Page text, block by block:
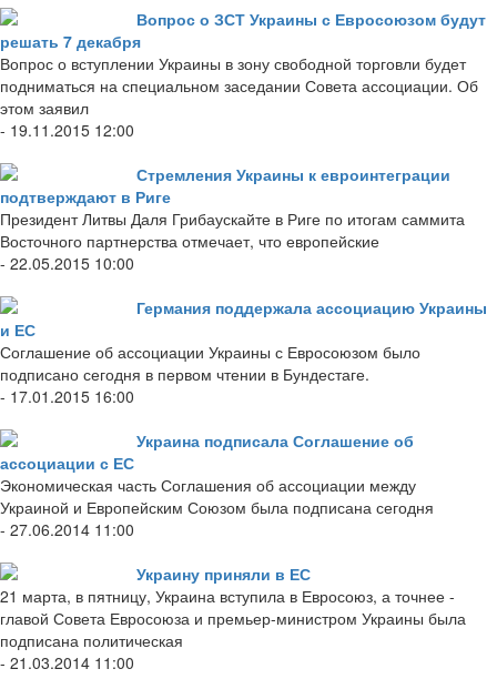
Вопрос о ЗСТ Украины с Евросоюзом будут
решать 7 декабря
Вопрос о вступлении Украины в зону свободной торговли будет
подниматься на специальном заседании Совета ассоциации. Об
этом заявил
- 19.11.2015 12:00
Стремления Украины к евроинтеграции
подтверждают в Риге
Президент Литвы Даля Грибаускайте в Риге по итогам саммита
Восточного партнерства отмечает, что европейские
- 22.05.2015 10:00
Германия поддержала ассоциацию Украины
и ЕС
Соглашение об ассоциации Украины с Евросоюзом было
подписано сегодня в первом чтении в Бундестаге.
- 17.01.2015 16:00
Украина подписала Соглашение об
ассоциации с ЕС
Экономическая часть Соглашения об ассоциации между
Украиной и Европейским Союзом была подписана сегодня
- 27.06.2014 11:00
Украину приняли в ЕС
21 марта, в пятницу, Украина вступила в Евросоюз, а точнее -
главой Совета Евросоюза и премьер-министром Украины была
подписана политическая
- 21.03.2014 11:00